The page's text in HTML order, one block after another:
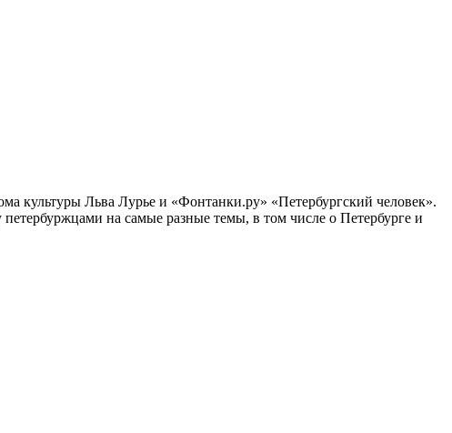
культуры Льва Лурье и «Фонтанки.ру» «Петербургский человек».
на самые разные темы, в том числе о Петербурге и